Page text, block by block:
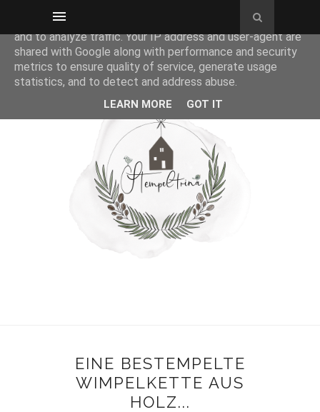
EINE BESTEMPELTE
WIMPELKETTE AUS
HOLZ...
This site uses cookies from Google to deliver its services
and to analyze traffic. Your IP address and user-agent are
shared with Google along with performance and security
metrics to ensure quality of service, generate usage
statistics, and to detect and address abuse.
LEARN MORE GOT IT